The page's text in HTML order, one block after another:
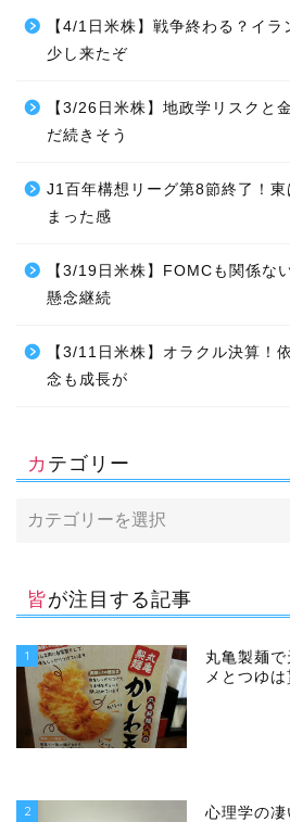
【4/1日米株】戦争終わる？イ
少し来たぞ
【3/26日米株】地政学リスクと
だ続きそう
J1百年構想リーグ第8節終了！
まった感
【3/19日米株】FOMCも関係な
懸念継続
【3/11日米株】オラクル決算！
念も成長が
カテゴリー
皆が注目する記事
1
丸亀製麺
メとつゆ
2
心理学の